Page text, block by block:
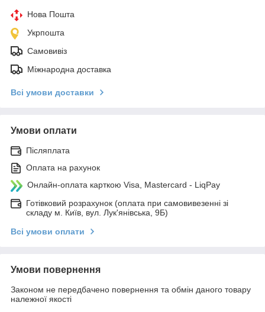
Нова Пошта
Укрпошта
Самовивіз
Міжнародна доставка
Всі умови доставки
Умови оплати
Післяплата
Оплата на рахунок
Онлайн-оплата карткою Visa, Mastercard - LiqPay
Готівковий розрахунок (оплата при самовивезенні зі
складу м. Київ, вул. Лук'янівська, 9Б)
Всі умови оплати
Умови повернення
Законом не передбачено повернення та обмін даного товару
належної якості